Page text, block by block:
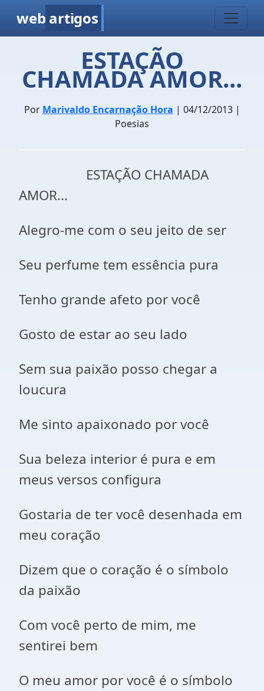
web artigos
ESTAÇÃO
CHAMADA AMOR...
Por Marivaldo Encarnação Hora | 04/12/2013 |
Poesias
ESTAÇÃO CHAMADA
AMOR...
Alegro-me com o seu jeito de ser
Seu perfume tem essência pura
Tenho grande afeto por você
Gosto de estar ao seu lado
Sem sua paixão posso chegar a
loucura
Me sinto apaixonado por você
Sua beleza interior é pura e em
meus versos configura
Gostaria de ter você desenhada em
meu coração
Dizem que o coração é o símbolo
da paixão
Com você perto de mim, me
sentirei bem
O meu amor por você é o símbolo